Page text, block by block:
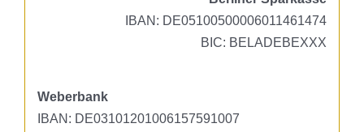
IBAN: DE05100500006011461474
BIC: BELADEBEXXX
Weberbank
IBAN: DE03101201006157591007